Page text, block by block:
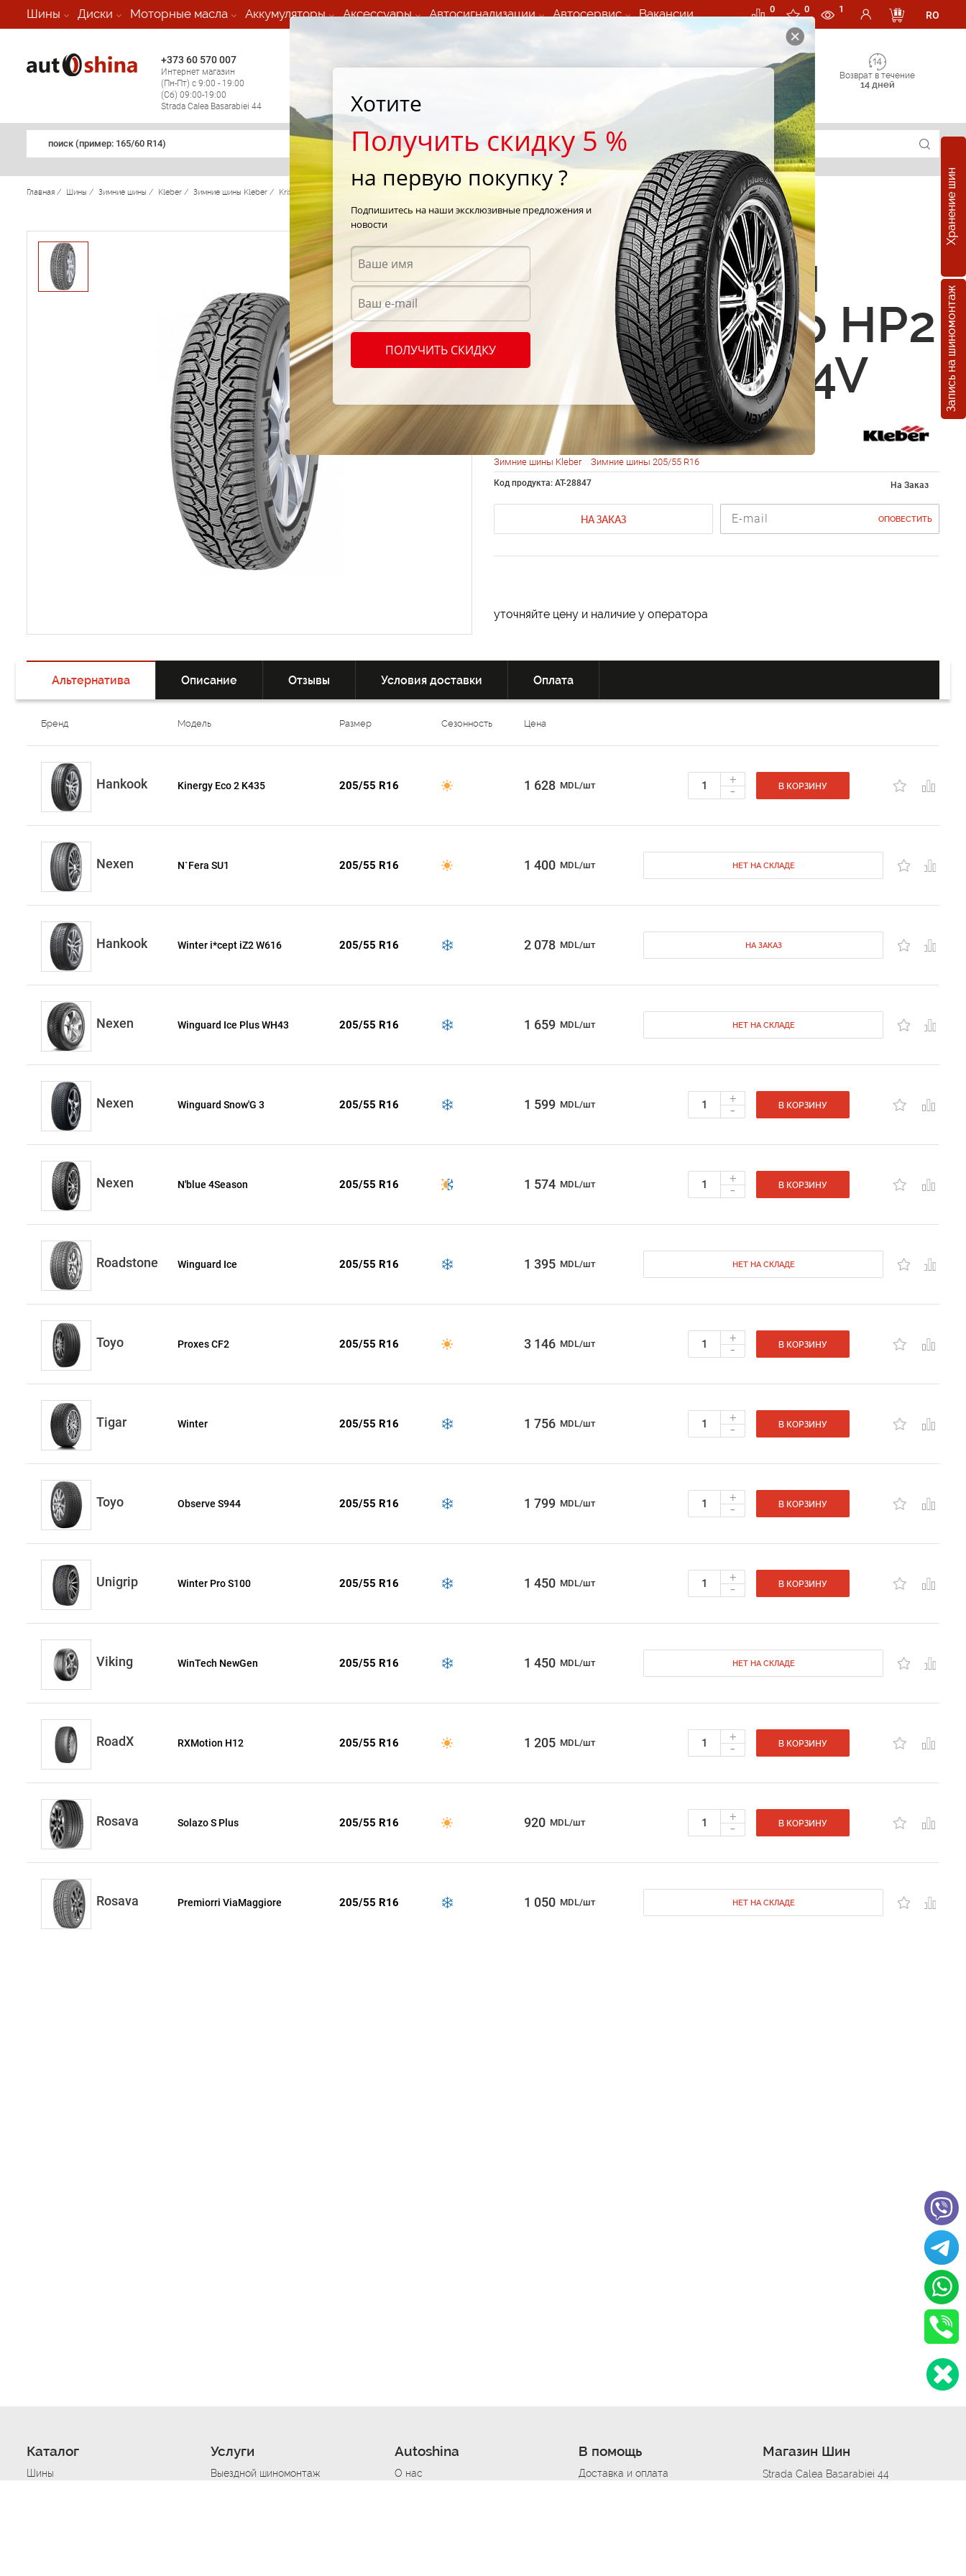
Шины Диски Моторные масла Аккумуляторы Аксессуары Автосигнализации Автосервис Вакансии 0 0 1
RO
+373 60 570 007
Интернет магазин
(Пн-Пт) с 9:00 - 19:00
(Сб) 09:00-19:00
Strada Calea Basarabiei 44
Мобильный шиномонтаж 24/7
Возврат в течение
14 дней
поиск (примеp: 165/60 R14)
Хранение шин
Запись на шиномонтаж
Главная / Шины / Зимние шины / Kleber / Зимние шины Kleber / Krisalp HP2/ Kleber Krisalp HP2 205/55 R16 94V
Зимние шины
Kleber Krisalp HP2
205/55 R16 94V
Зимние шины Kleber Зимние шины 205/55 R16
Код продукта: AT-28847 На Заказ
НА ЗАКАЗ ОПОВЕСТИТЬ
уточняйте цену и наличие у оператора
Альтернатива Описание Отзывы Условия доставки Оплата
Бренд Модель Размер Сезонность Цена
Hankook Kinergy Eco 2 K435 205/55 R16 1 628 MDL/шт +
- В КОРЗИНУ
Nexen N`Fera SU1 205/55 R16 1 400 MDL/шт НЕТ НА СКЛАДЕ
Hankook Winter i*cept iZ2 W616 205/55 R16 2 078 MDL/шт НА ЗАКАЗ
Nexen Winguard Ice Plus WH43 205/55 R16 1 659 MDL/шт НЕТ НА СКЛАДЕ
Nexen Winguard Snow'G 3 205/55 R16 1 599 MDL/шт +
- В КОРЗИНУ
Nexen N'blue 4Season 205/55 R16 1 574 MDL/шт +
- В КОРЗИНУ
Roadstone Winguard Ice 205/55 R16 1 395 MDL/шт НЕТ НА СКЛАДЕ
Toyo Proxes CF2 205/55 R16 3 146 MDL/шт +
- В КОРЗИНУ
Tigar Winter 205/55 R16 1 756 MDL/шт +
- В КОРЗИНУ
Toyo Observe S944 205/55 R16 1 799 MDL/шт +
- В КОРЗИНУ
Unigrip Winter Pro S100 205/55 R16 1 450 MDL/шт +
- В КОРЗИНУ
Viking WinTech NewGen 205/55 R16 1 450 MDL/шт НЕТ НА СКЛАДЕ
RoadX RXMotion H12 205/55 R16 1 205 MDL/шт +
- В КОРЗИНУ
Rosava Solazo S Plus 205/55 R16 920 MDL/шт +
- В КОРЗИНУ
Rosava Premiorri ViaMaggiore 205/55 R16 1 050 MDL/шт НЕТ НА СКЛАДЕ
Каталог
Шины
Услуги
Выездной шиномонтаж
Autoshina
О нас
В помощь
Доставка и оплата
Магазин Шин
Strada Calea Basarabiei 44
Хотите
Получить скидку 5 %
на первую покупку ?
Подпишитесь на наши эксклюзивные предложения и
новости
ПОЛУЧИТЬ СКИДКУ